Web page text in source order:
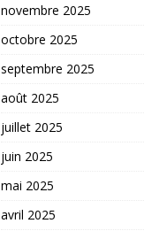
novembre 2025
octobre 2025
septembre 2025
août 2025
juillet 2025
juin 2025
mai 2025
avril 2025